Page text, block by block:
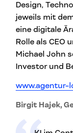
Design,
jeweils mit
eine digitale
Rolle als CEO
Michael John
Investor und
www.agentur-
Birgit Hajek,